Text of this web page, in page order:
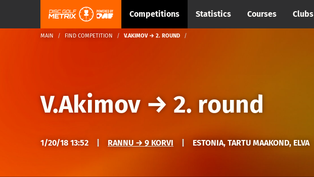
Competitions Statistics Courses Clubs
MAIN FIND COMPETITION V.AKIMOV → 2. ROUND
V.Akimov→ 2. round
1/20/18 13:52 RANNU → 9 KORVI ESTONIA, TARTU MAAKOND, ELVA